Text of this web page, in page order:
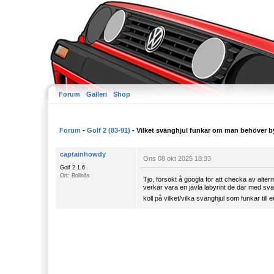
Forum Galleri Shop
Forum - Golf 2 (83-91) - Vilket svänghjul funkar om man behöver
captainhowdy
Golf 2 1.6
Ort: Bollnäs
Ons 08 okt 2025 18:33
Tjo, försökt å googla för att checka av
verkar vara en jävla labyrint de där med
koll på vilket/vilka svänghjul som funkar till